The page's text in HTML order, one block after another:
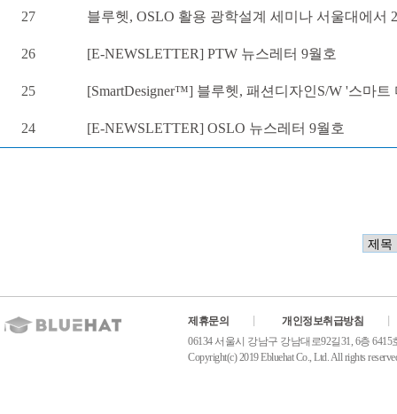
27 블루헷, OSLO 활용 광학설계 세미나 서울대에서
26 [E-NEWSLETTER] PTW 뉴스레터 9월호
25 [SmartDesigner™] 블루헷, 패션디자인S/W '스마
24 [E-NEWSLETTER] OSLO 뉴스레터 9월호
제휴문의
개인정보취급방침
06134 서울시 강남구 강남대로92길31, 6층 6415
Copyright(c) 2019 Ebluehat Co., Ltd. All rights